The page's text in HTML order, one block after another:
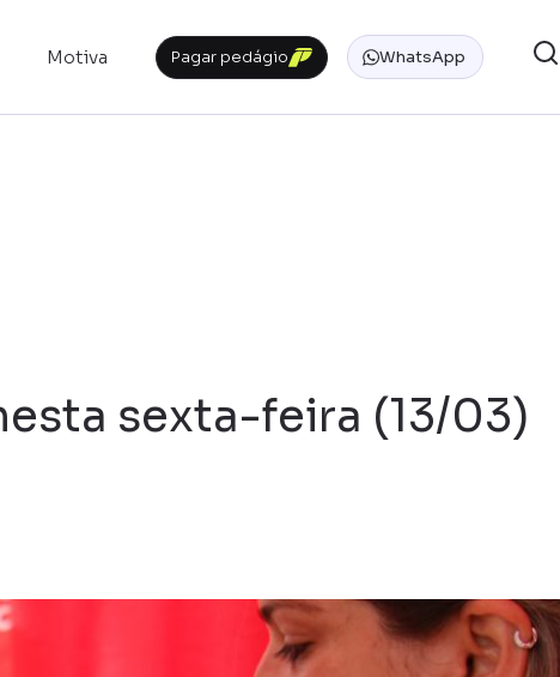
Motiva Pagar pedágio WhatsApp
sexta-feira (13/03)